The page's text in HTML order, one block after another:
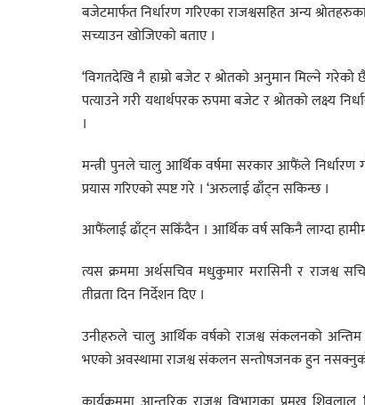
बजेटमार्फत निर्धारण गरिएका राजश्वसहित अन्य
सच्याउन खोजिएको बताए ।
‘विगतदेखि नै हाम्रो बजेट र श्रोतको अनुमान मिल्ने
पत्याउने गरी यथार्थपरक रुपमा बजेट र श्रोतको लक्ष्य
।
मन्त्री पुनले चालु आर्थिक वर्षमा सरकार आफैंले
प्रयास गरिएको स्पष्ट गरे । ‘अरुलाई ढाँट्न सकिन्छ ।
आफैंलाई ढाँट्न सकिँदैन । आर्थिक वर्ष सकिनै लाग्दा
त्यस क्रममा अर्थसचिव मधुकुमार मरासिनी र राजश्व
तीव्रता दिन निर्देशन दिए ।
उनीहरुले चालु आर्थिक वर्षको राजश्व संकलनको अन्तिम
भएको अवस्थामा राजश्व संकलन सन्तोषजनक हुन नसक्नुको